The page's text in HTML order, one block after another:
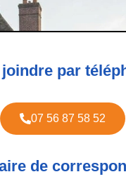
par
07 56 87 58 52
de